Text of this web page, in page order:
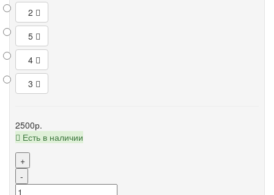
2
5
4
3
2500р.
Есть в наличии
+
-